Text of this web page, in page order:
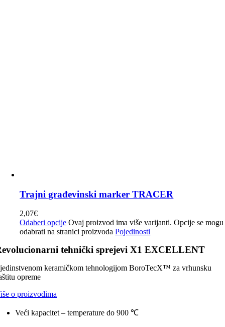
Trajni građevinski marker TRACER
2,07€
Odaberi opcije Ovaj proizvod ima više varijanti. Opcije se mogu
odabrati na stranici proizvodaPojedinosti
tehnički sprejevi X1 EXCELLENT
keramičkom tehnologijom BoroTecX™ za vrhunsku
opreme
o proizvodima
Veći kapacitet – temperature do 900 ℃